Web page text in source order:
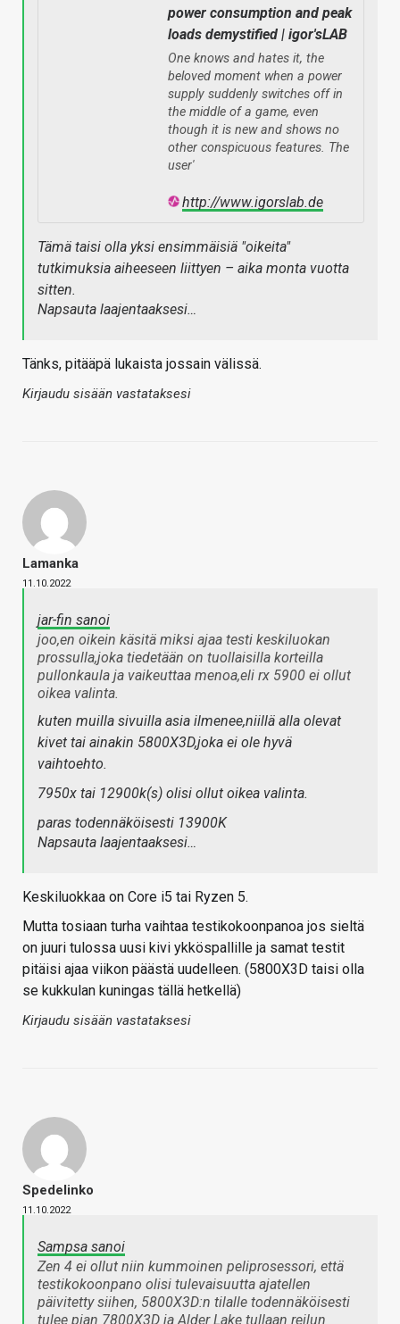
power consumption and peak
loads demystified | igor'sLAB
One knows and hates it, the
beloved moment when a power
supply suddenly switches off in
the middle of a game, even
though it is new and shows no
other conspicuous features. The
user'
http://www.igorslab.de
Tämä taisi olla yksi ensimmäisiä "oikeita"
tutkimuksia aiheeseen liittyen – aika monta vuotta
sitten.
Napsauta laajentaaksesi…
Tänks, pitääpä lukaista jossain välissä.
Kirjaudu sisään vastataksesi
Lamanka
11.10.2022
jar-fin sanoi
joo,en oikein käsitä miksi ajaa testi keskiluokan
prossulla,joka tiedetään on tuollaisilla korteilla
pullonkaula ja vaikeuttaa menoa,eli rx 5900 ei ollut
oikea valinta.
kuten muilla sivuilla asia ilmenee,niillä alla olevat
kivet tai ainakin 5800X3D,joka ei ole hyvä
vaihtoehto.
7950x tai 12900k(s) olisi ollut oikea valinta.
paras todennäköisesti 13900K
Napsauta laajentaaksesi…
Keskiluokkaa on Core i5 tai Ryzen 5.
Mutta tosiaan turha vaihtaa testikokoonpanoa jos sieltä
on juuri tulossa uusi kivi ykköspallille ja samat testit
pitäisi ajaa viikon päästä uudelleen. (5800X3D taisi olla
se kukkulan kuningas tällä hetkellä)
Kirjaudu sisään vastataksesi
Spedelinko
11.10.2022
Sampsa sanoi
Zen 4 ei ollut niin kummoinen peliprosessori, että
testikokoonpano olisi tulevaisuutta ajatellen
päivitetty siihen, 5800X3D:n tilalle todennäköisesti
tulee pian 7800X3D ja Alder Lake tullaan reilun